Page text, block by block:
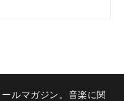
ルマガジン。音楽に関